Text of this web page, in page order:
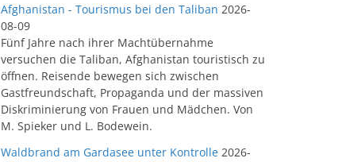
Afghanistan - Tourismus bei den Taliban 2026-
08-09
Fünf Jahre nach ihrer Machtübernahme
versuchen die Taliban, Afghanistan touristisch zu
öffnen. Reisende bewegen sich zwischen
Gastfreundschaft, Propaganda und der massiven
Diskriminierung von Frauen und Mädchen. Von
M. Spieker und L. Bodewein.
Waldbrand am Gardasee unter Kontrolle 2026-